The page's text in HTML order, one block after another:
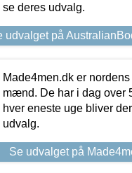
se deres udvalg.
udvalget på
Made4men.dk er
mænd. De har i dag over
hver eneste uge bliver
udvalg.
Se udvalget på